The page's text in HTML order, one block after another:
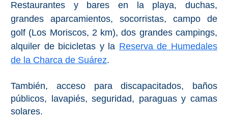
El Torcal de Antequera
Parqe AquaTropic
LUGARES
Restaurantes y bares en la playa, duchas,
grandes aparcamientos, socorristas, campo de
golf (Los Moriscos, 2 km), dos grandes campings,
alquiler de bicicletas y la Reserva de Humedales
de la Charca de Suárez.
También, acceso para discapacitados, baños
públicos, lavapiés, seguridad, paraguas y camas
solares.